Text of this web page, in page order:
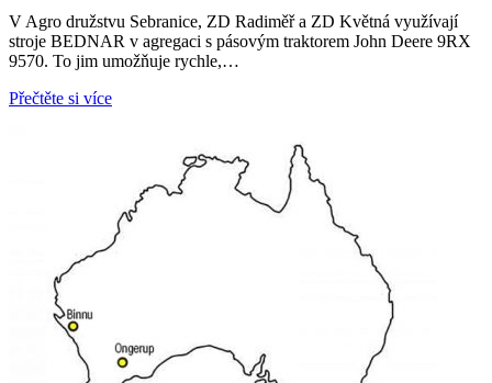
V Agro družstvu Sebranice, ZD Radiměř a ZD Květná využívají
stroje BEDNAR v agregaci s pásovým traktorem John Deere 9RX
9570. To jim umožňuje rychle,…
Přečtěte si více